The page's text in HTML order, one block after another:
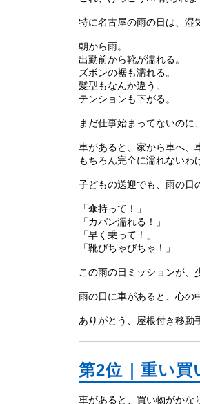
特に名古屋の雨の日は、湿
朝から雨。
出勤前から靴が濡れる。
ズボンの裾も濡れる。
髪型もなんか違う。
テンションも下がる。
まだ仕事始まってないのに
車があると、家から車へ、
もちろん完全に濡れないわ
子どもの送迎でも、雨の日
「傘持って！」
「カバン濡れる！」
「早く乗って！」
「靴びちゃびちゃ！」
この雨の日ミッションが、
雨の日に車があると、心の
ありがとう、屋根付き移動
第2位｜重い
車があると、買い物がかな